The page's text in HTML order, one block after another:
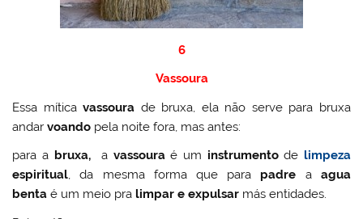
6
Vassoura
Essa míticavassoura de bruxa, ela não serve para bruxa
andarvoando pela noite fora, mas antes:
para a bruxa, a vassoura é um instrumentode limpeza
espiritual, da mesma forma que para padre a agua
benta é um meio pra limpar e expulsar más entidades.